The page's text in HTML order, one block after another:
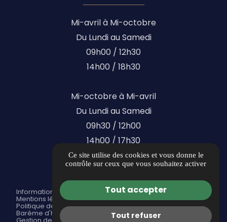
Mi-avril à Mi-octobre
Du Lundi au Samedi
09h00 / 12h30
14h00 / 18h30
Mi-octobre à Mi-avril
Du Lundi au Samedi
09h30 / 12h00
14h00 / 17h30
Informations complémentaires
Mentions légales
Politique de confidentialité
Barème d'honoraires
Ce site utilise des cookies et vous donne le
contrôle sur ceux que vous souhaitez activer
Tout accepter
Tout refuser